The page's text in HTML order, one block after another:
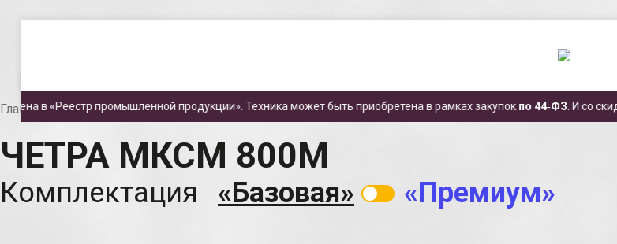
промышленной продукции». Техника может быть приобретена в рамках закупокпо 44‑ФЗ. И со скидкой до 35%
Главная . Каталог техники . Мини-погрузчики МКСМ . Мини-погрузчик ЧЕТРА МКCМ 800М
ЧЕТРА МКСМ 800М
Комплектация «Базовая» «Премиум»